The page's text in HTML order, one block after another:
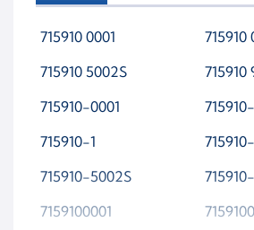
715910 0001
715910
715910 5002S
715910
715910-0001
715910-1
715910-5002S
7159100001